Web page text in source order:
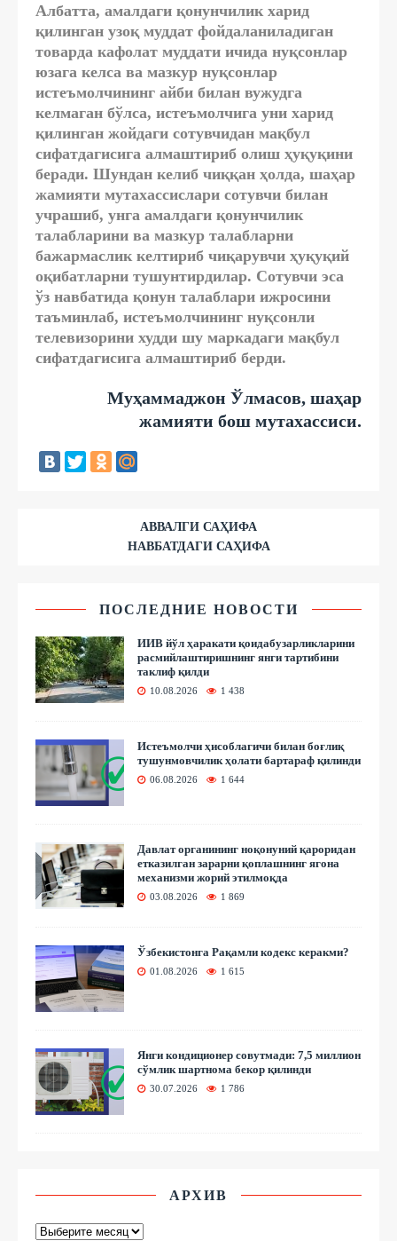
Албатта, амалдаги қонунчилик харид
қилинган узоқ муддат фойдаланиладиган
товарда кафолат муддати ичида нуқсонлар
юзага келса ва мазкур нуқсонлар
истеъмолчининг айби билан вужудга
келмаган бўлса, истеъмолчига уни харид
қилинган жойдаги сотувчидан мақбул
сифатдагисига алмаштириб олиш ҳуқуқини
беради. Шундан келиб чиққан ҳолда, шаҳар
жамияти мутахассислари сотувчи билан
учрашиб, унга амалдаги қонунчилик
талабларини ва мазкур талабларни
бажармаслик келтириб чиқарувчи ҳуқуқий
оқибатларни тушунтирдилар. Сотувчи эса
ўз навбатида қонун талаблари ижросини
таъминлаб, истеъмолчининг нуқсонли
телевизорини худди шу маркадаги мақбул
сифатдагисига алмаштириб берди.
Муҳаммаджон Ўлмасов, шаҳар
жамияти бош мутахассиси.
АВВАЛГИ САҲИФА
НАВБАТДАГИ САҲИФА
ПОСЛЕДНИЕ НОВОСТИ
ИИВ йўл ҳаракати қоидабузарликларини
расмийлаштиришнинг янги тартибини
таклиф қилди
10.08.2026 1 438
Истеъмолчи ҳисоблагичи билан боғлиқ
тушунмовчилик ҳолати бартараф қилинди
06.08.2026 1 644
Давлат органининг ноқонуний қароридан
етказилган зарарни қоплашнинг ягона
механизми жорий этилмоқда
03.08.2026 1 869
Ўзбекистонга Рақамли кодекс керакми?
01.08.2026 1 615
Янги кондиционер совутмади: 7,5 миллион
сўмлик шартнома бекор қилинди
30.07.2026 1 786
АРХИВ